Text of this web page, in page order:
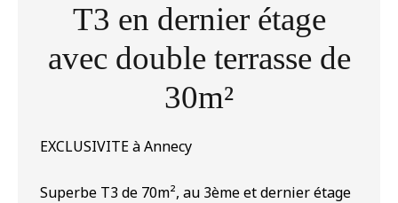
T3 en dernier étage
avec double terrasse de
30m²
EXCLUSIVITE à Annecy
Superbe T3 de 70m², au 3ème et dernier étage